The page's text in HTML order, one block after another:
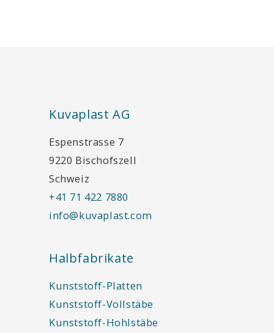
Kuvaplast AG
Espenstrasse 7
9220 Bischofszell
Schweiz
+41 71 422 7880
info@kuvaplast.com
Halbfabrikate
Kunststoff-Platten
Kunststoff-Vollstäbe
Kunststoff-Hohlstäbe